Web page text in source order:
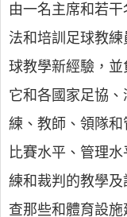
由一名主席和若
法和培訓足球教
球教學新經驗，並
它和各國家足協
練、教師、領隊
比賽水平、管理
練和裁判的教學
查那些和體育設